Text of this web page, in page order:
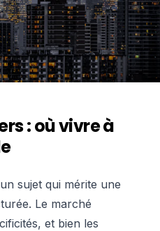
: où vivre à
sujet qui mérite une
Le marché
et bien les